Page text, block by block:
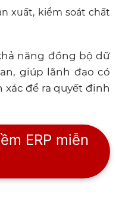
xuất, kiểm soát chất
năng đồng bộ dữ
giúp lãnh đạo có
để ra quyết định
ERP miễn